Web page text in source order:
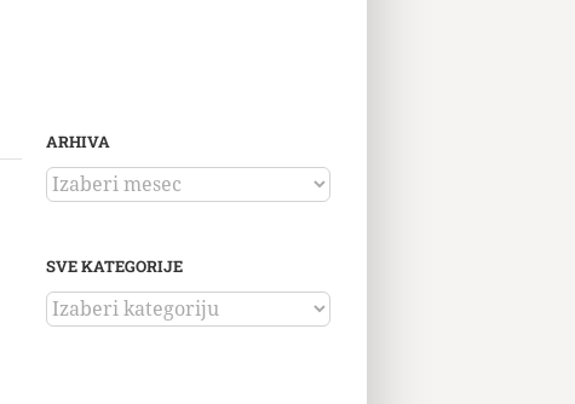
ARHIVA
ARHIVA
SVE KATEGORIJE
SVE
KATEGORIJE